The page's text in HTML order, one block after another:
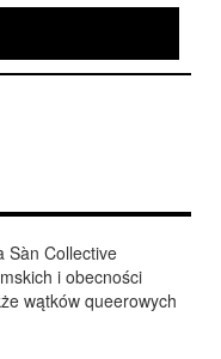
Sàn Collective
i obecności
wątków queerowych